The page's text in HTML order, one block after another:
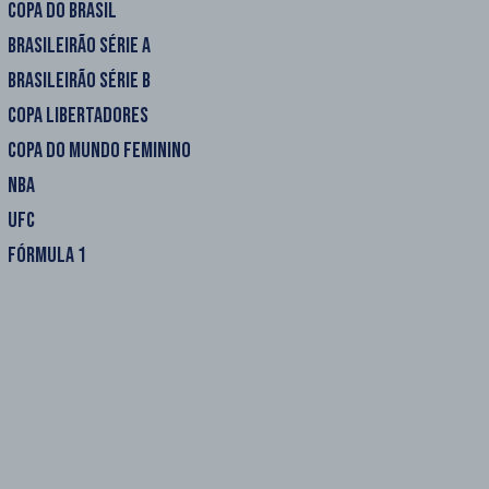
COPA DO BRASIL
BRASILEIRÃO SÉRIE A
BRASILEIRÃO SÉRIE B
COPA LIBERTADORES
COPA DO MUNDO FEMININO
NBA
UFC
FÓRMULA 1